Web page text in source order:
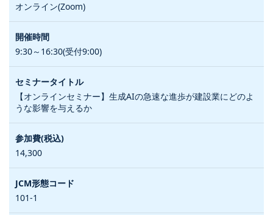
オンライン(Zoom)
9:30～16:30(受付9:00)
【オンラインセミナー】生成AIの急速な進歩が建設業にどのよ
うな影響を与えるか
14,300
101-1